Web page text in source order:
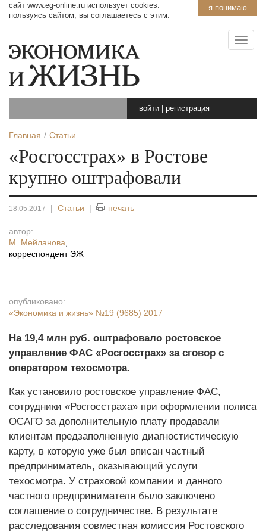
я понимаю
сайт www.eg-online.ru использует cookies.
пользуясь сайтом, вы соглашаетесь с этим.
войти регистрация
Главная Статьи
«Росгосстрах» в Ростове
крупно оштрафовали
18.05.2017 | Статьи | печать
автор:
М. Мейланова
корреспондент ЭЖ
опубликовано:
«Экономика и жизнь» №19 (9685) 2017
На 19,4 млн руб. оштрафовало ростовское
управление ФАС «Росгосстрах» за сговор с
оператором техосмотра.
Как установило ростовское управление ФАС,
сотрудники «Росгосстраха» при оформлении полиса
ОСАГО за дополнительную плату продавали
клиентам предзаполненную диагностистическую
карту, в которую уже был вписан частный
предприниматель, оказывающий услуги
техосмотра. У страховой компании и данного
частного предпринимателя было заключено
соглашение о сотрудничестве. В результате
расследования совместная комиссия Ростовского